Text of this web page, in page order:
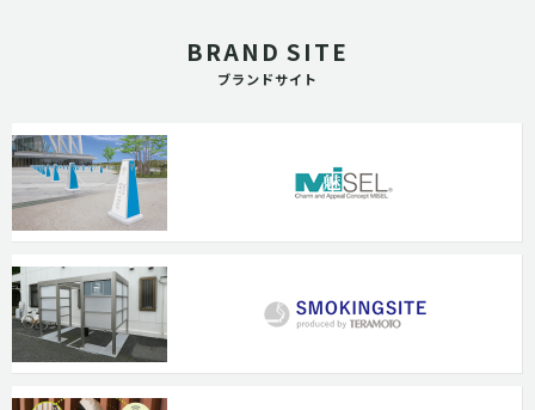
BRAND SITE
ブランドサイト